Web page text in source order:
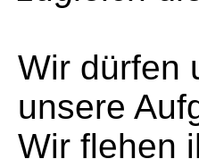
Wir dürfen
unsere
Wir flehen